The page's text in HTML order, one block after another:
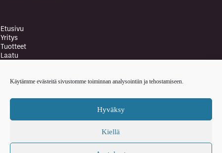
Käytämme evästeitä sivustomme toiminnan analysointiin ja tehostamiseen.
Hyväksy
Kiellä
Etusivu
Yritys
Tuotteet
Laatu
Terveys- ja turvallisuuspolitiikka